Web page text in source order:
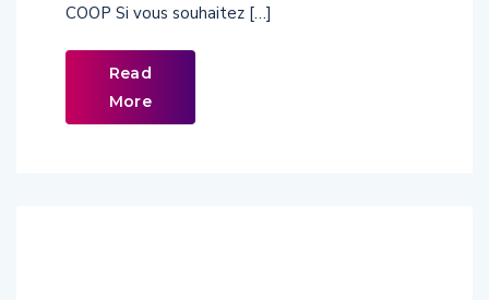
COOP Si vous souhaitez […]
Read
More